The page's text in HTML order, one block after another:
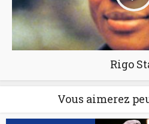
Rigo
Vous aimerez